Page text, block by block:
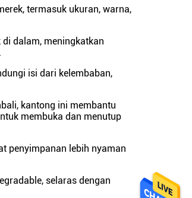
termasuk ukuran, warna,
dalam, meningkatkan
isi dari kelembaban,
kantong ini membantu
membuka dan menutup
penyimpanan lebih nyaman
selaras dengan